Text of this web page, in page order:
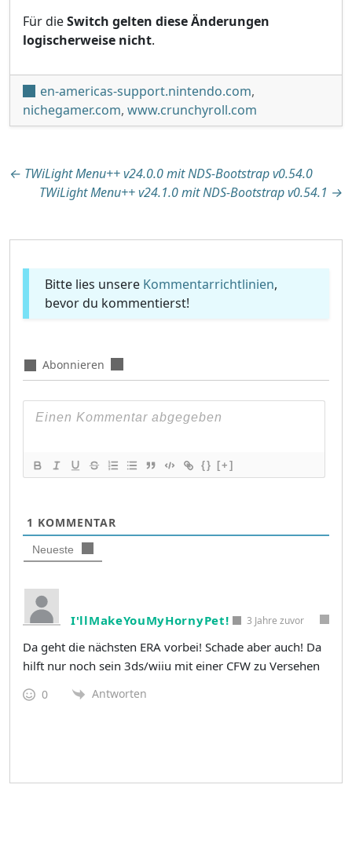
Für dieSwitch gelten diese Änderungen
logischerweise nicht.
en-americas-support.nintendo.com,
nichegamer.com, www.crunchyroll.com
Beitragsnavigation
← TWiLight Menu++ v24.0.0 mit NDS-Bootstrap v0.54.0
TWiLight Menu++ v24.1.0 mit NDS-Bootstrap v0.54.1 →
Bitte lies unsere Kommentarrichtlinien,
bevor du kommentierst!
Abonnieren
{} [+]
1 KOMMENTAR
Neueste
I'llMakeYouMyHornyPet! 3 Jahre zuvor
Da geht die nächsten ERA vorbei! Schade aber auch! Da
hilft nur noch sein 3ds/wiiu mit einer CFW zu Versehen
0 Antworten